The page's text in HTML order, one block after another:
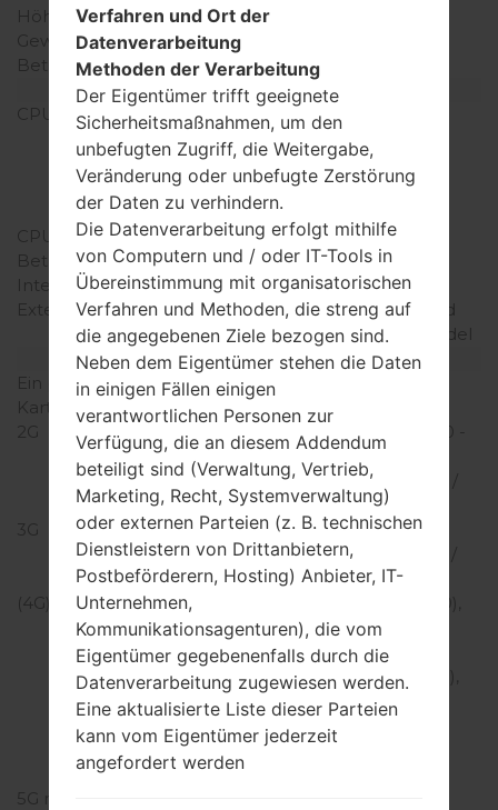
Höhe)
x 2.98 Zoll)
Gewicht
Betriebssystem
Android 9 Pie
Ausrüstung
CPU
1x2.84 GHz Kryo 485 &
3x2.42 GHz Kryo 485 &
4x1.78 GHz Kryo 485
Qualcomm SM8150
Snapdragon 855
CPU-Kerne
Octa-core
Betriebsgedächtnis
6GB
Interner Speicher
128GB
Externer Speicher
microSDXC (uses shared
SIM slot) - dual-SIM model
Netzwerk und Daten
Ein paar Plätze für SIM-
Karten
2 NaNein-Sim
2G
GSM 850/900/1800/1900 -
SIM 1 & SIM 2 (dual-SIM
model only) CDMA 800 /
1900
3G
HSDPA 850 / 900 /
1700(AWS) / 1900 / 2100 /
CDMA2000 1xEV-DO
(4G) LTE
3(1800), 4(1700/2100),
5(850), 7(2600), 12(700),
14(700), 20(800), 29(700),
30(2300), 38(2600),
39(1900), 40(2300),
41(2500), 46(5200),
5G network
Verfahren und Ort der
Datenverarbeitung
Methoden der Verarbeitung
Der Eigentümer trifft geeignete
Sicherheitsmaßnahmen, um den
unbefugten Zugriff, die Weitergabe,
Veränderung oder unbefugte Zerstörung
der Daten zu verhindern.
Die Datenverarbeitung erfolgt mithilfe
von Computern und / oder IT-Tools in
Übereinstimmung mit organisatorischen
Verfahren und Methoden, die streng auf
die angegebenen Ziele bezogen sind.
Neben dem Eigentümer stehen die Daten
in einigen Fällen einigen
verantwortlichen Personen zur
Verfügung, die an diesem Addendum
beteiligt sind (Verwaltung, Vertrieb,
Marketing, Recht, Systemverwaltung)
oder externen Parteien (z. B. technischen
Dienstleistern von Drittanbietern,
Postbeförderern, Hosting) Anbieter, IT-
Unternehmen,
Kommunikationsagenturen), die vom
Eigentümer gegebenenfalls durch die
Datenverarbeitung zugewiesen werden.
Eine aktualisierte Liste dieser Parteien
kann vom Eigentümer jederzeit
angefordert werden